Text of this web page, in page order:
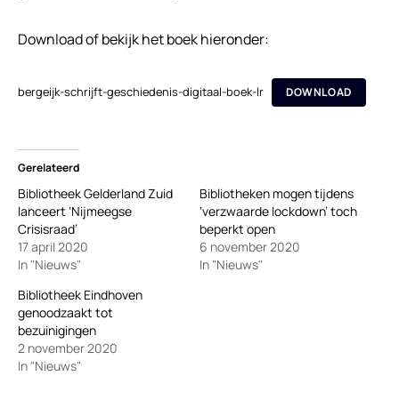
Download of bekijk het boek hieronder:
bergeijk-schrijft-geschiedenis-digitaal-boek-lr DOWNLOAD
Gerelateerd
Bibliotheek Gelderland Zuid
lanceert ‘Nijmeegse
Crisisraad’
17 april 2020
In "Nieuws"
Bibliotheken mogen tijdens
‘verzwaarde lockdown’ toch
beperkt open
6 november 2020
In "Nieuws"
Bibliotheek Eindhoven
genoodzaakt tot
bezuinigingen
2 november 2020
In "Nieuws"